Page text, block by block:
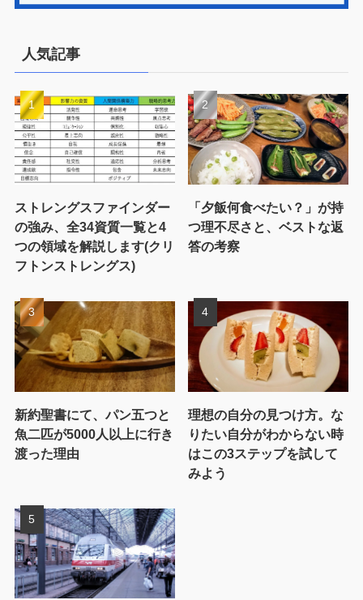
人気記事
ストレングスファインダー
の強み、全34資質一覧と4
つの領域を解説します(クリ
フトンストレングス)
「夕飯何食べたい？」が持
つ理不尽さと、ベストな返
答の考察
新約聖書にて、パン五つと
魚二匹が5000人以上に行き
渡った理由
理想の自分の見つけ方。な
りたい自分がわからない時
はこの3ステップを試して
みよう